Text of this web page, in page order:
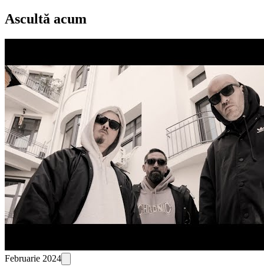
Ascultă acum
Februarie 2024